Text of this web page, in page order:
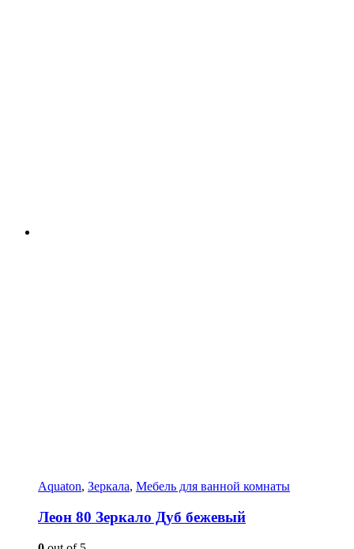
Aquaton, Зеркала, Мебель для ванной комнаты
Леон 80 Зеркало Дуб бежевый